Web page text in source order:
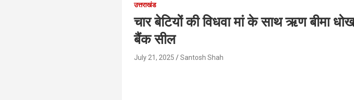
उत्तराखंड
चार बेटियों की विधवा मां के साथ ऋण बीमा
बैंक सील
July 21, 2025 Santosh Shah